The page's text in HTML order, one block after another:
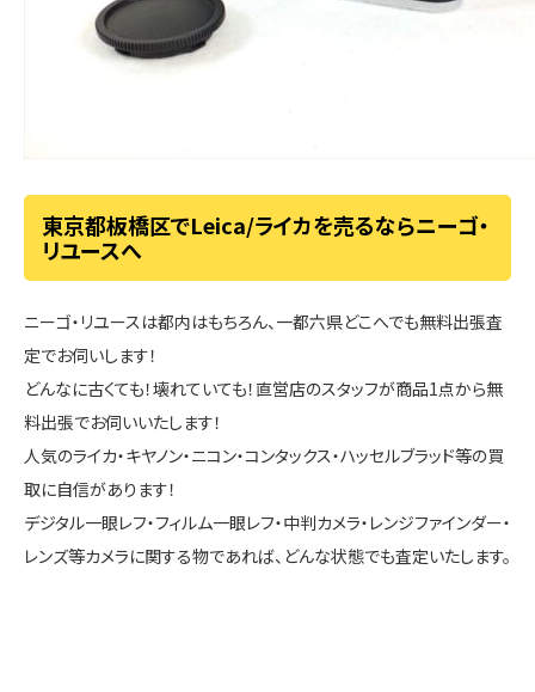
東京都板橋区でLeica/ライカを売るならニーゴ・
リユースへ
ニーゴ・リユースは都内はもちろん、一都六県どこへでも無料出張査
定でお伺いします！
どんなに古くても！壊れていても！直営店のスタッフが商品1点から無
料出張でお伺いいたします！
人気のライカ・キヤノン・ニコン・コンタックス・ハッセルブラッド等の買
取に自信があります！
デジタル一眼レフ・フィルム一眼レフ・中判カメラ・レンジファインダー・
レンズ等カメラに関する物であれば、どんな状態でも査定いたします。